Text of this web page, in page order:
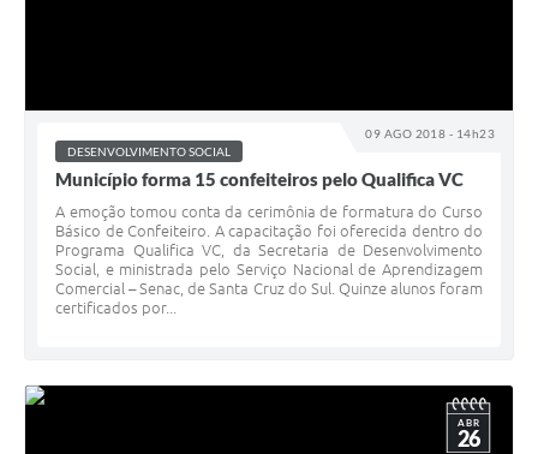
09 AGO 2018 - 14h23
DESENVOLVIMENTO SOCIAL
Município forma 15 confeiteiros pelo Qualifica VC
A emoção tomou conta da cerimônia de formatura do Curso
Básico de Confeiteiro. A capacitação foi oferecida dentro do
Programa Qualifica VC, da Secretaria de Desenvolvimento
Social, e ministrada pelo Serviço Nacional de Aprendizagem
Comercial – Senac, de Santa Cruz do Sul. Quinze alunos foram
certificados por...
ABR
26